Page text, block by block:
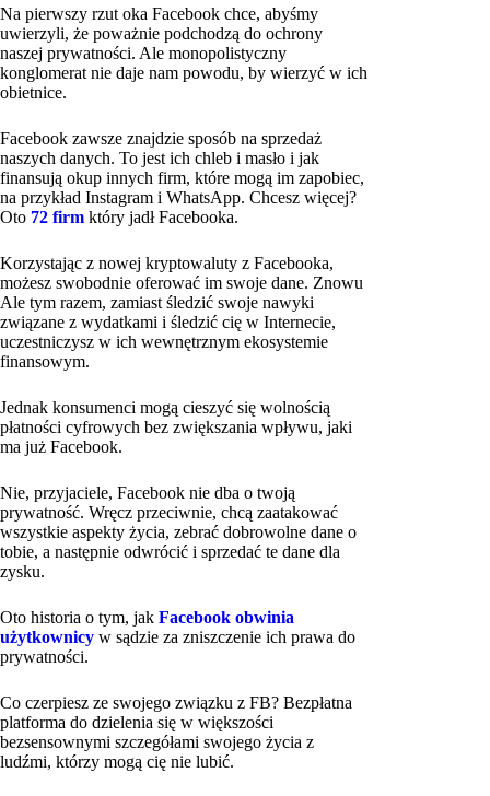
Na pierwszy rzut oka Facebook chce, abyśmy
uwierzyli, że poważnie podchodzą do ochrony
naszej prywatności. Ale monopolistyczny
konglomerat nie daje nam powodu, by wierzyć w ich
obietnice.
Facebook zawsze znajdzie sposób na sprzedaż
naszych danych. To jest ich chleb i masło i jak
finansują okup innych firm, które mogą im zapobiec,
na przykład Instagram i WhatsApp. Chcesz więcej?
Oto 72 firm który jadł Facebooka.
Korzystając z nowej kryptowaluty z Facebooka,
możesz swobodnie oferować im swoje dane. Znowu
Ale tym razem, zamiast śledzić swoje nawyki
związane z wydatkami i śledzić cię w Internecie,
uczestniczysz w ich wewnętrznym ekosystemie
finansowym.
Jednak konsumenci mogą cieszyć się wolnością
płatności cyfrowych bez zwiększania wpływu, jaki
ma już Facebook.
Nie, przyjaciele, Facebook nie dba o twoją
prywatność. Wręcz przeciwnie, chcą zaatakować
wszystkie aspekty życia, zebrać dobrowolne dane o
tobie, a następnie odwrócić i sprzedać te dane dla
zysku.
Oto historia o tym, jak Facebook obwinia
użytkownicy w sądzie za zniszczenie ich prawa do
prywatności.
Co czerpiesz ze swojego związku z FB? Bezpłatna
platforma do dzielenia się w większości
bezsensownymi szczegółami swojego życia z
ludźmi, którzy mogą cię nie lubić.